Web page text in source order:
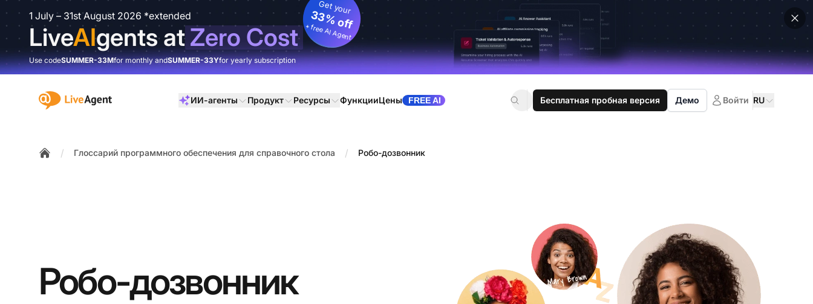
1 July – 31st August 2026 *extended
LiveAIgents atZero Cost
Get your
33% off
+ free AI Agent
Use codeSUMMER-33Mfor monthly andSUMMER-33Yfor yearly subscription
:site.title ИИ-агенты Продукт Ресурсы ФункцииЦены FREE AI Бесплатная пробная версия Демо Войти RU
/ Глоссарий программного обеспечения для справочного стола / Робо-дозвонник
Робо-дозвонник